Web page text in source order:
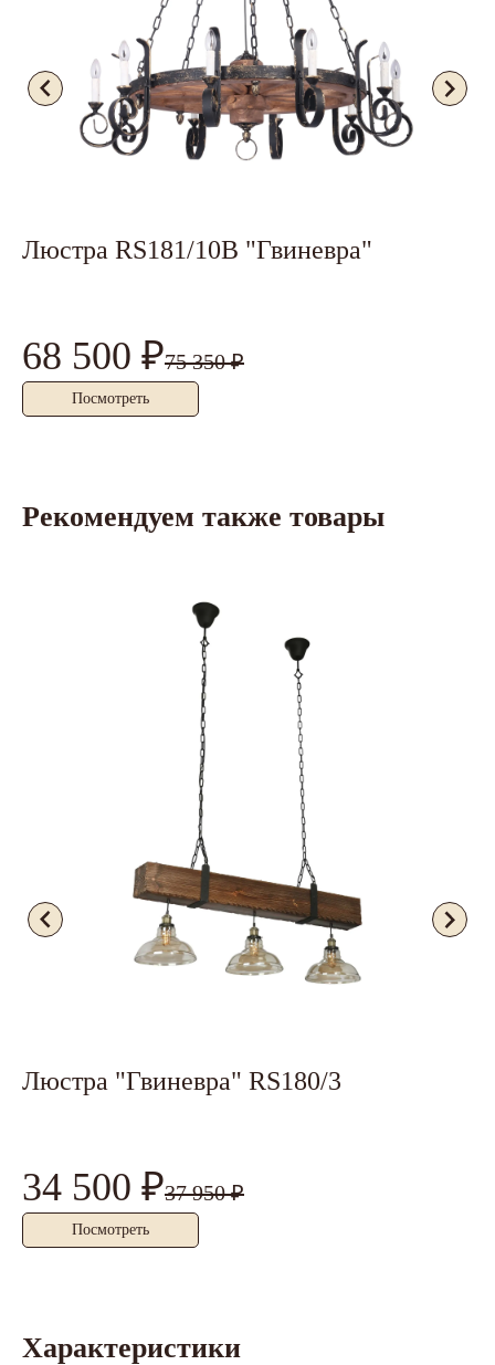
Люстра RS181/10B "Гвиневра"
68 500 ₽75 350 ₽
Посмотреть
Рекомендуем также товары
Люстра "Гвиневра" RS180/3
34 500 ₽37 950 ₽
Посмотреть
Характеристики